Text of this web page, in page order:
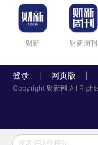
财新 财新周刊
登录 网页版
Copyright 财新网 All
发表评论得积分